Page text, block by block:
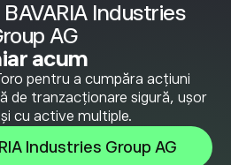
Industries
AG
acum
pentru a cumpăra acțiuni
de tranzacționare sigură, ușor
cu active multiple.
Industries Group AG